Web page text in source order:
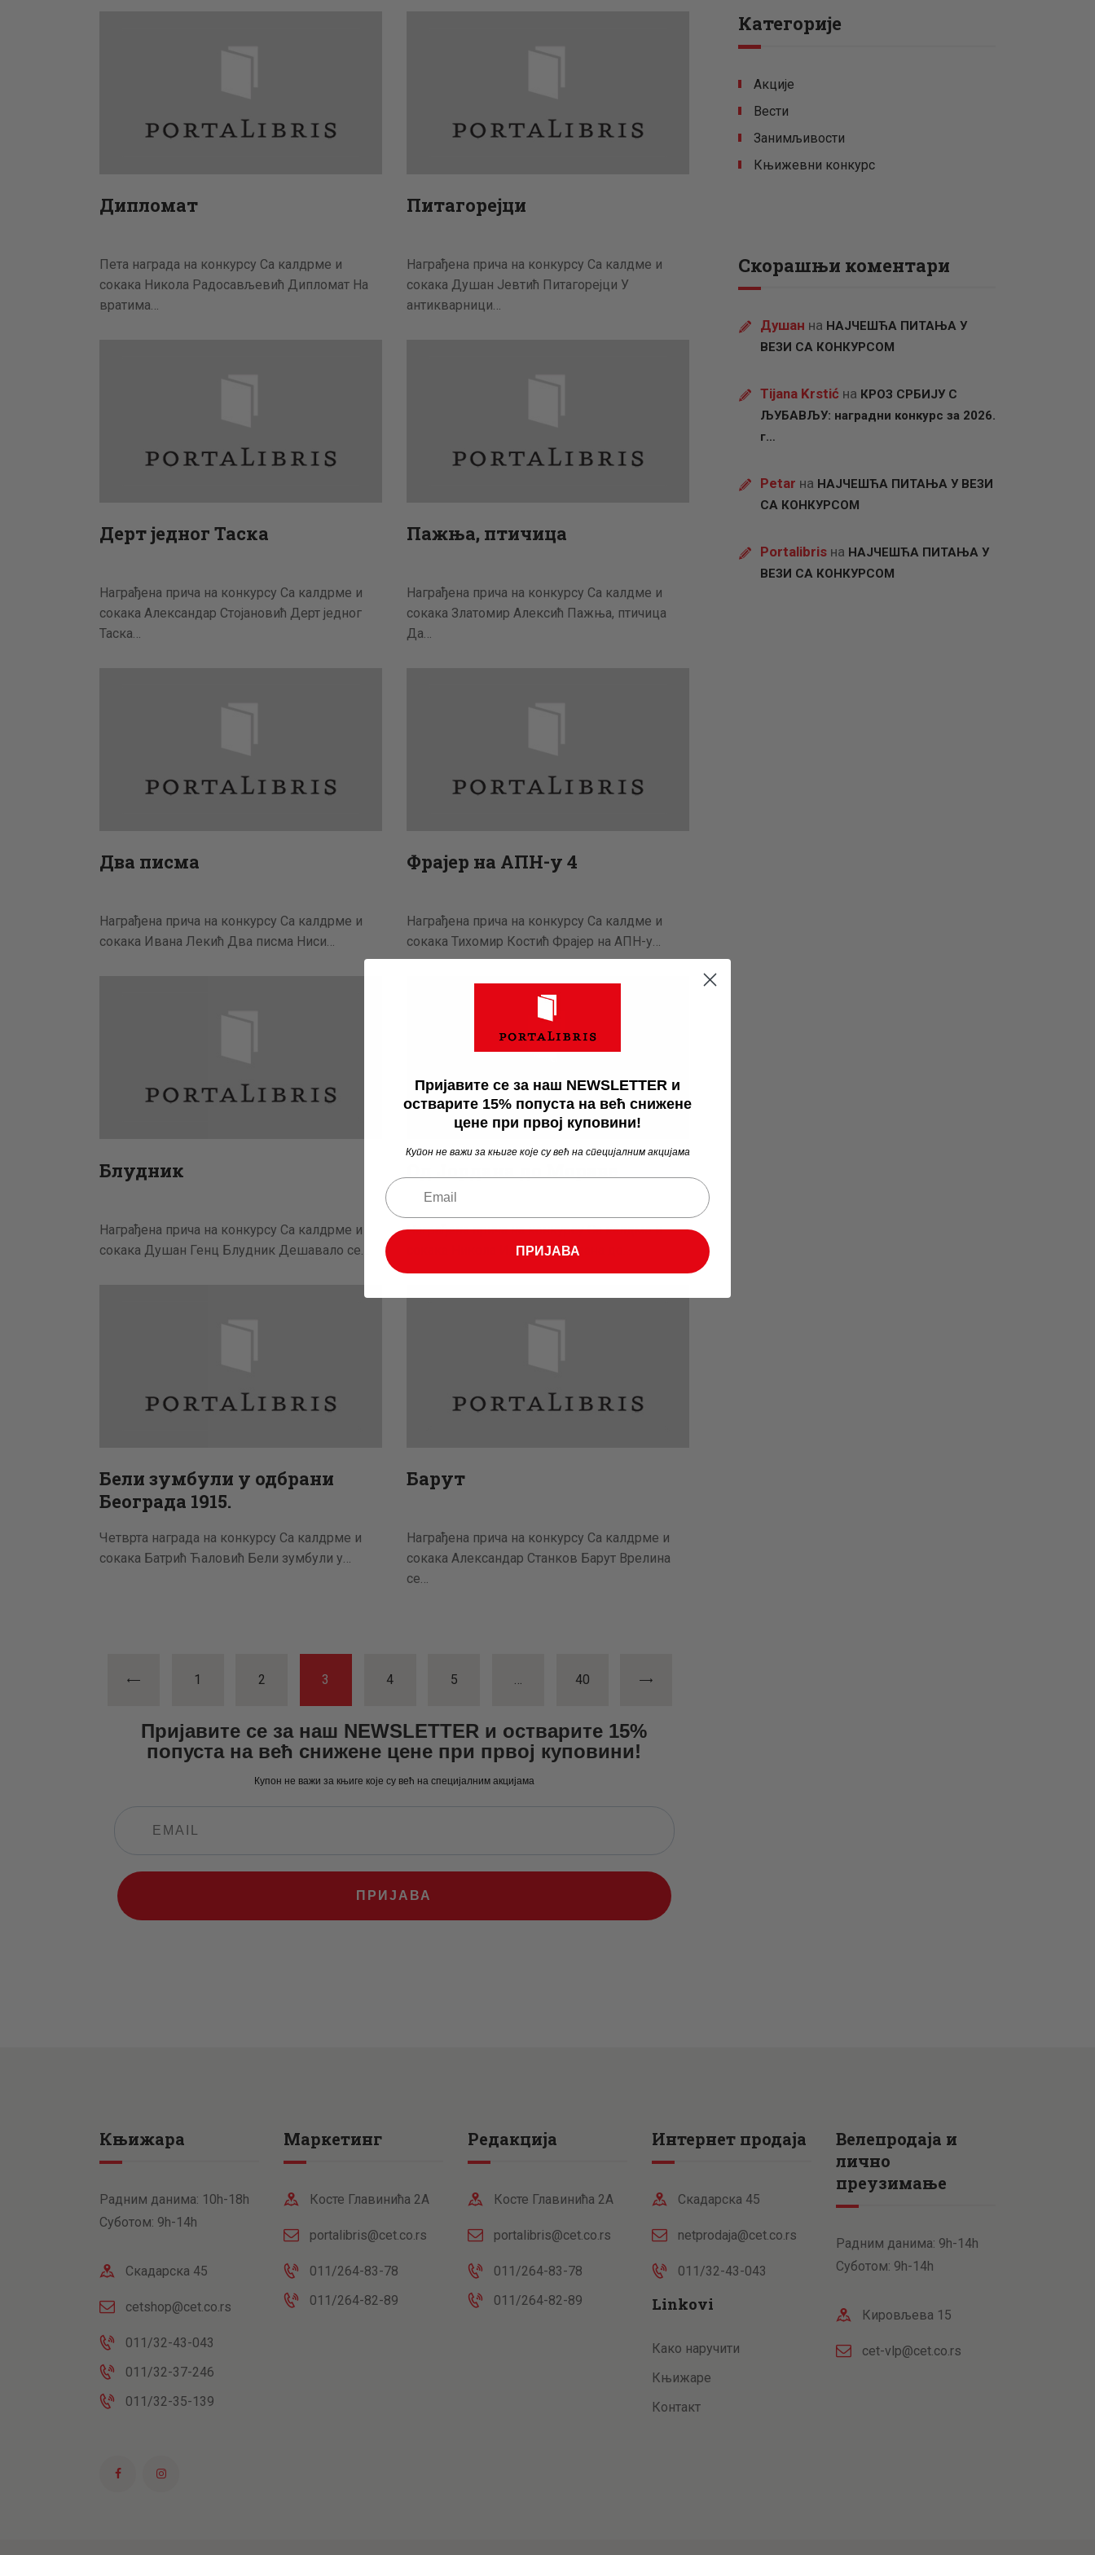
ПИСМО
Дипломат
Пета награда на конкурсу Са калдрме и
сокака Никола Радосављевић Дипломат На
вратима…
Питагорејци
Награђена прича на конкурсу Са калдме и
сокака Душан Јевтић Питагорејци У
антикварници…
Дерт једног Таска
Награђена прича на конкурсу Са калдрме и
сокака Александар Стојановић Дерт једног
Таска…
Пажња, птичица
Награђена прича на конкурсу Са калдме и
сокака Златомир Алексић Пажња, птичица
Да…
Два писма
Награђена прича на конкурсу Са калдрме и
сокака Ивана Лекић Два писма Ниси…
Фрајер на АПН-у 4
Награђена прича на конкурсу Са калдме и
сокака Тихомир Костић Фрајер на АПН-у…
Блудник
Награђена прича на конкурсу Са калдрме и
сокака Душан Генц Блудник Дешавало се…
Награђена прича на конкурсу Са калдме и
сокака Никола Илић Од Јордана до…
Бели зумбули у одбрани
Београда 1915.
Четврта награда на конкурсу Са калдрме и
сокака Батрић Ћаловић Бели зумбули у…
Барут
Награђена прича на конкурсу Са калдрме и
сокака Александар Станков Барут Врелина
се…
Пагинација
чланака
PAGE
1 PAGE
2 PAGE
3 PAGE
4 PAGE
5 … PAGE
40
Пријавите се за наш NEWSLETTER и остварите 15%
попуста на већ снижене цене при првој куповини!
Купон не важи за књиге које су већ на специјалним акцијама
ПРИЈАВА
Категорије
Акције
Вести
Занимљивости
Књижевни конкурс
Скорашњи коментари
Душан на НАЈЧЕШЋА ПИТАЊА У
ВЕЗИ СА КОНКУРСОМ
Tijana Krstić на КРОЗ СРБИЈУ С
ЉУБАВЉУ: наградни конкурс за 2026.
г…
Petar на НАЈЧЕШЋА ПИТАЊА У ВЕЗИ
СА КОНКУРСОМ
Portalibris на НАЈЧЕШЋА ПИТАЊА У
ВЕЗИ СА КОНКУРСОМ
Књижара
Радним данима: 10h-18h
Суботом: 9h-14h
Скадарска 45
cetshop@cet.co.rs
011/32-43-043
011/32-37-246
011/32-35-139
Маркетинг
Косте Главинића 2А
portalibris@cet.co.rs
011/264-83-78
011/264-82-89
Редакција
Косте Главинића 2А
portalibris@cet.co.rs
011/264-83-78
011/264-82-89
Интернет продаја
Скадарска 45
netprodaja@cet.co.rs
011/32-43-043
Linkovi
Како наручити
Књижаре
Контакт
Велепродаја и
лично
преузимање
Радним данима: 9h-14h
Суботом: 9h-14h
Кировљева 15
cet-vlp@cet.co.rs
Пријавите се за наш NEWSLETTER и
остварите 15% попуста на већ снижене
цене при првој куповини!
Купон не важи за књиге које су већ на специјалним акцијама
ПРИЈАВА